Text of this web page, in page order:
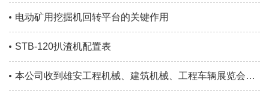
电动矿用挖掘机回转平台的关键作用
STB-120扒渣机配置表
本公司收到雄安工程机械、建筑机械、工程车辆展览会邀请